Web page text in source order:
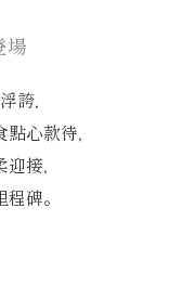
場
誇，
心款待，
接，
碑。